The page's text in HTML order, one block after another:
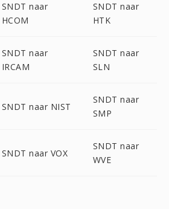
SNDT naar
HCOM
SNDT naar
HTK
SNDT naar
IRCAM
SNDT naar
SLN
SNDT naar NIST
SNDT naar
SMP
SNDT naar VOX
SNDT naar
WVE